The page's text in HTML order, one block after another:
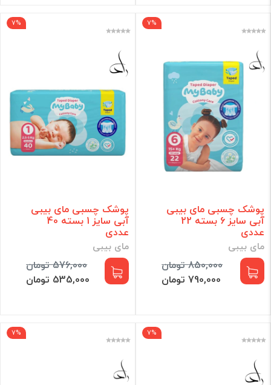
7%
پوشک چسبی مای بیبی
آبی سایز 6 بسته 22
عددی
مای بیبی
850,000 تومان
790,000 تومان
7%
پوشک چسبی مای بیبی
آبی سایز 1 بسته 40
عددی
مای بیبی
576,000 تومان
535,000 تومان
7%
7%